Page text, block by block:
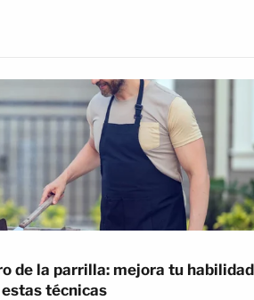
de la parrilla: mejora tu habilidad
técnicas